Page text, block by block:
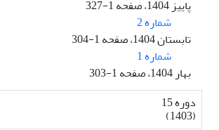
پاییز 1404، صفحه 1-327
شماره 2
تابستان 1404، صفحه 1-304
شماره 1
بهار 1404، صفحه 1-303
دوره 15
(1403)